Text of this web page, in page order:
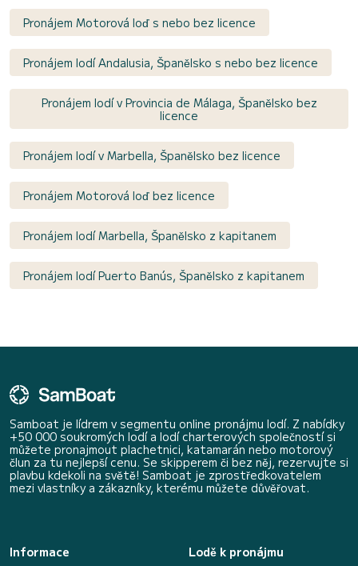
Pronájem Motorová loď s nebo bez licence
Pronájem lodí Andalusia, Španělsko s nebo bez licence
Pronájem lodí v Provincia de Málaga, Španělsko bez
licence
Pronájem lodí v Marbella, Španělsko bez licence
Pronájem Motorová loď bez licence
Pronájem lodí Marbella, Španělsko z kapitanem
Pronájem lodí Puerto Banús, Španělsko z kapitanem
Samboat je lídrem v segmentu online pronájmu lodí. Z nabídky
+50 000 soukromých lodí a lodí charterových společností si
můžete pronajmout plachetnici, katamarán nebo motorový
člun za tu nejlepší cenu. Se skipperem či bez něj, rezervujte si
plavbu kdekoli na světě! Samboat je zprostředkovatelem
mezi vlastníky a zákazníky, kterému můžete důvěřovat.
Informace
Lodě k pronájmu